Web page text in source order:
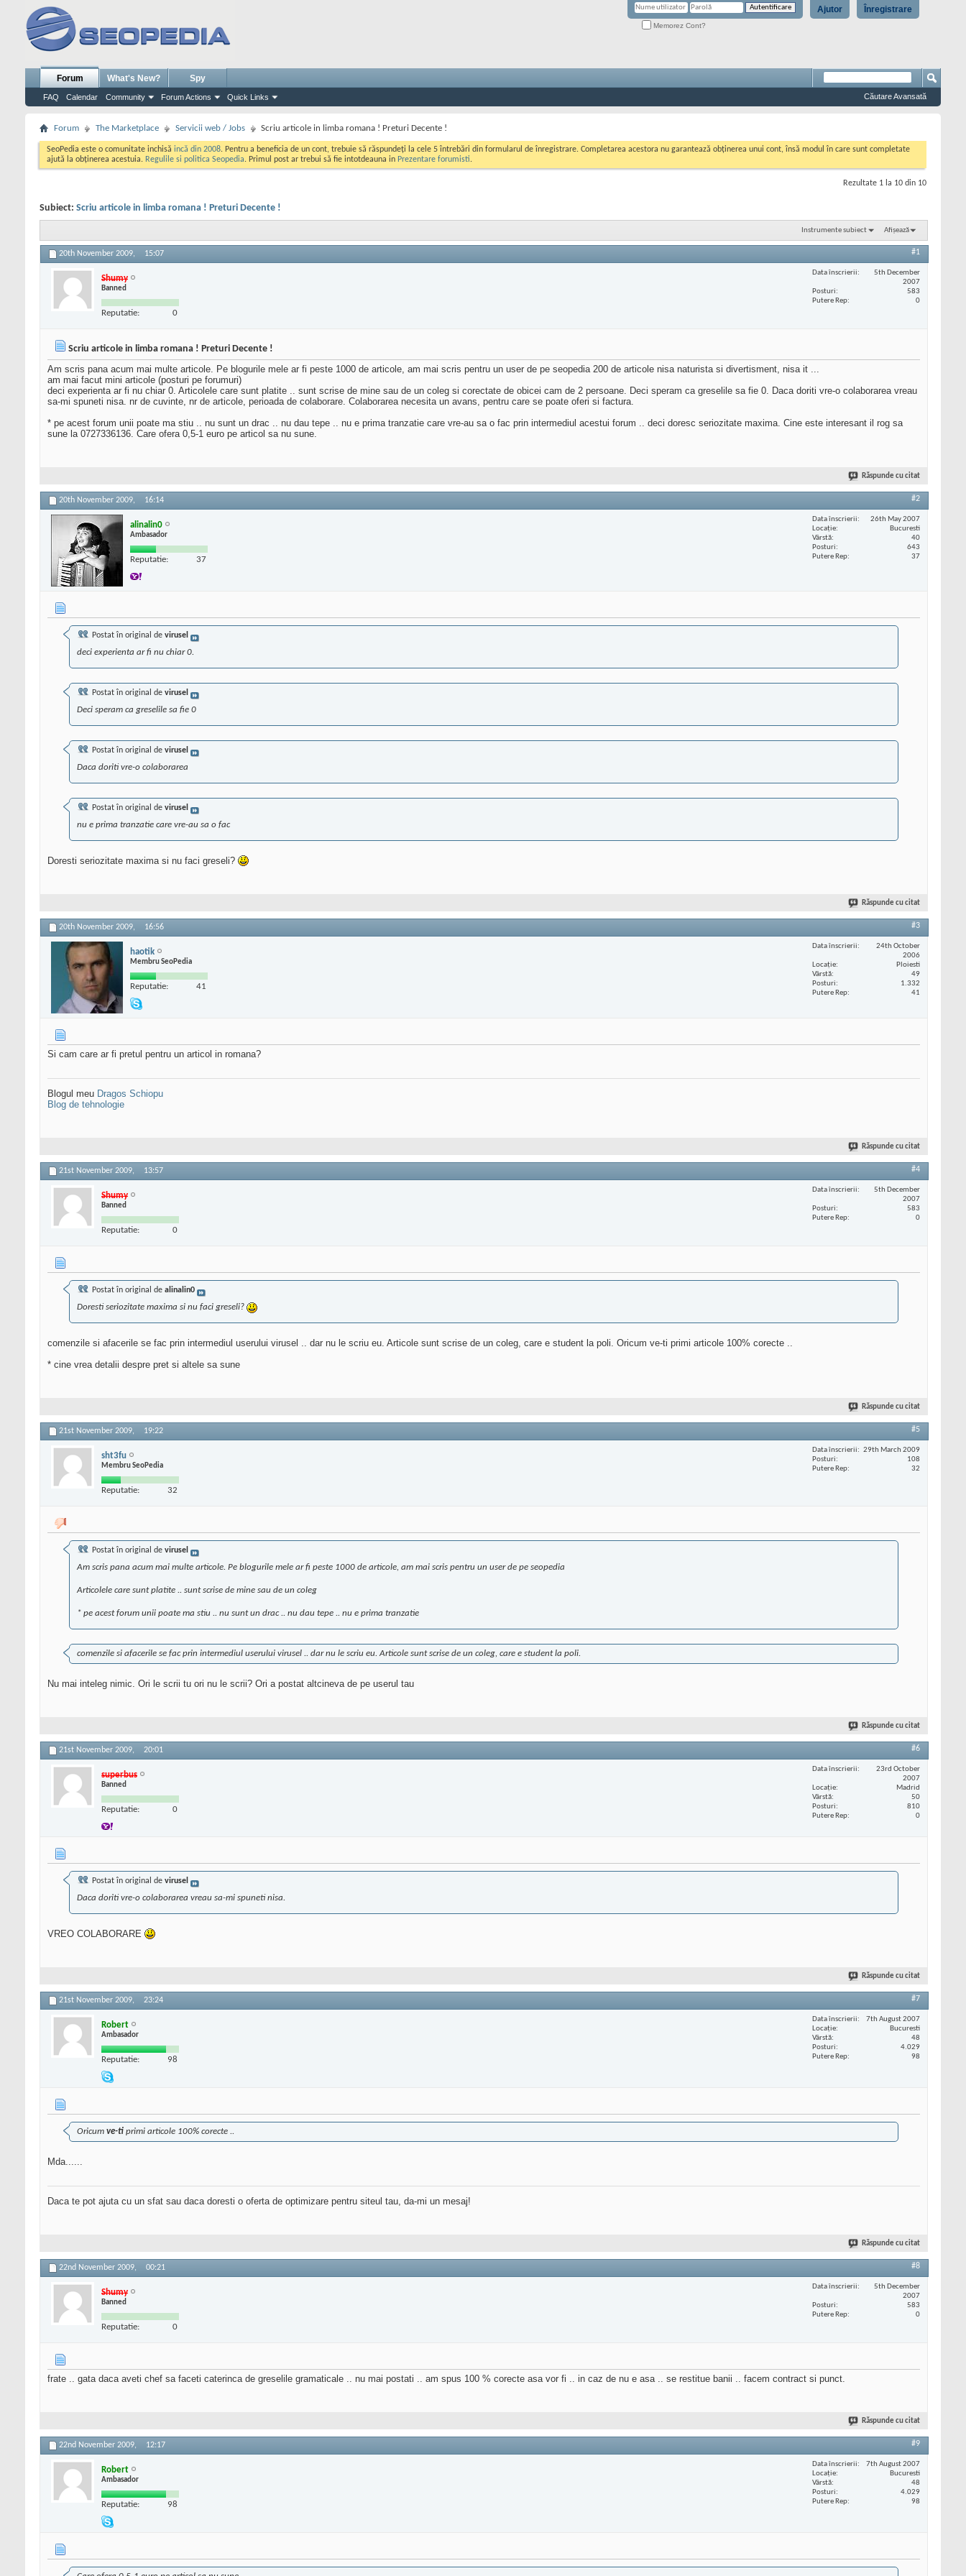
Înregistrare
Ajutor
Memorez Cont?
Forum
FAQ Calendar Community Forum Actions Quick Links
What's New? Spy
Căutare Avansată
Forum The Marketplace Servicii web / Jobs Scriu articole in limba romana ! Preturi Decente !
SeoPedia este o comunitate inchisă incă din 2008. Pentru a beneficia de un cont, trebuie să răspundeți la cele 5 întrebări din formularul de înregistrare. Completarea acestora nu garantează obținerea unui cont, însă modul în care sunt completate
ajută la obținerea acestuia. Regulile si politica Seopedia. Primul post ar trebui să fie intotdeauna in Prezentare forumisti.
Rezultate 1 la 10 din 10
Subiect: Scriu articole in limba romana ! Preturi Decente !
Instrumente subiect Afișează
20th November 2009, 15:07 #1
Shumy
Banned
Reputatie: 0
Data înscrierii
5th December
2007
Posturi
583
Putere Rep
0
Scriu articole in limba romana ! Preturi Decente !
Am scris pana acum mai multe articole. Pe blogurile mele ar fi peste 1000 de articole, am mai scris pentru un user de pe seopedia 200 de articole nisa naturista si divertisment, nisa it ...
am mai facut mini articole (posturi pe forumuri)
deci experienta ar fi nu chiar 0. Articolele care sunt platite .. sunt scrise de mine sau de un coleg si corectate de obicei cam de 2 persoane. Deci speram ca greselile sa fie 0. Daca doriti vre-o colaborarea vreau
sa-mi spuneti nisa. nr de cuvinte, nr de articole, perioada de colaborare. Colaborarea necesita un avans, pentru care se poate oferi si factura.
* pe acest forum unii poate ma stiu .. nu sunt un drac .. nu dau tepe .. nu e prima tranzatie care vre-au sa o fac prin intermediul acestui forum .. deci doresc seriozitate maxima. Cine este interesant il rog sa
sune la 0727336136. Care ofera 0,5-1 euro pe articol sa nu sune.
Răspunde cu citat
20th November 2009, 16:14 #2
alinalin0
Ambasador
Reputatie: 37
Data înscrierii
26th May 2007
Locaţie
Bucuresti
Vârstă
40
Posturi
643
Putere Rep
37
Postat în original de virusel
deci experienta ar fi nu chiar 0.
Postat în original de virusel
Deci speram ca greselile sa fie 0
Postat în original de virusel
Daca doriti vre-o colaborarea
Postat în original de virusel
nu e prima tranzatie care vre-au sa o fac
Doresti seriozitate maxima si nu faci greseli?
Răspunde cu citat
20th November 2009, 16:56 #3
haotik
Membru SeoPedia
Reputatie: 41
Data înscrierii
24th October
2006
Locaţie
Ploiesti
Vârstă
49
Posturi
1.332
Putere Rep
41
Si cam care ar fi pretul pentru un articol in romana?
Blogul meu Dragos Schiopu
Blog de tehnologie
Răspunde cu citat
21st November 2009, 13:57 #4
Shumy
Banned
Reputatie: 0
Data înscrierii
5th December
2007
Posturi
583
Putere Rep
0
Postat în original de alinalin0
Doresti seriozitate maxima si nu faci greseli?
comenzile si afacerile se fac prin intermediul userului virusel .. dar nu le scriu eu. Articole sunt scrise de un coleg, care e student la poli. Oricum ve-ti primi articole 100% corecte ..
* cine vrea detalii despre pret si altele sa sune
Răspunde cu citat
21st November 2009, 19:22 #5
sht3fu
Membru SeoPedia
Reputatie: 32
Data înscrierii
29th March 2009
Posturi
108
Putere Rep
32
Postat în original de virusel
Am scris pana acum mai multe articole. Pe blogurile mele ar fi peste 1000 de articole, am mai scris pentru un user de pe seopedia
Articolele care sunt platite .. sunt scrise de mine sau de un coleg
* pe acest forum unii poate ma stiu .. nu sunt un drac .. nu dau tepe .. nu e prima tranzatie
comenzile si afacerile se fac prin intermediul userului virusel .. dar nu le scriu eu. Articole sunt scrise de un coleg, care e student la poli.
Nu mai inteleg nimic. Ori le scrii tu ori nu le scrii? Ori a postat altcineva de pe userul tau
Răspunde cu citat
21st November 2009, 20:01 #6
superbus
Banned
Reputatie: 0
Data înscrierii
23rd October
2007
Locaţie
Madrid
Vârstă
50
Posturi
810
Putere Rep
0
Postat în original de virusel
Daca doriti vre-o colaborarea vreau sa-mi spuneti nisa.
VREO COLABORARE
Răspunde cu citat
21st November 2009, 23:24 #7
Robert
Ambasador
Reputatie: 98
Data înscrierii
7th August 2007
Locaţie
Bucuresti
Vârstă
48
Posturi
4.029
Putere Rep
98
Oricum ve-ti primi articole 100% corecte ..
Mda......
Daca te pot ajuta cu un sfat sau daca doresti o oferta de optimizare pentru siteul tau, da-mi un mesaj!
Răspunde cu citat
22nd November 2009, 00:21 #8
Shumy
Banned
Reputatie: 0
Data înscrierii
5th December
2007
Posturi
583
Putere Rep
0
frate .. gata daca aveti chef sa faceti caterinca de greselile gramaticale .. nu mai postati .. am spus 100 % corecte asa vor fi .. in caz de nu e asa .. se restitue banii .. facem contract si punct.
Răspunde cu citat
22nd November 2009, 12:17 #9
Robert
Ambasador
Reputatie: 98
Data înscrierii
7th August 2007
Locaţie
Bucuresti
Vârstă
48
Posturi
4.029
Putere Rep
98